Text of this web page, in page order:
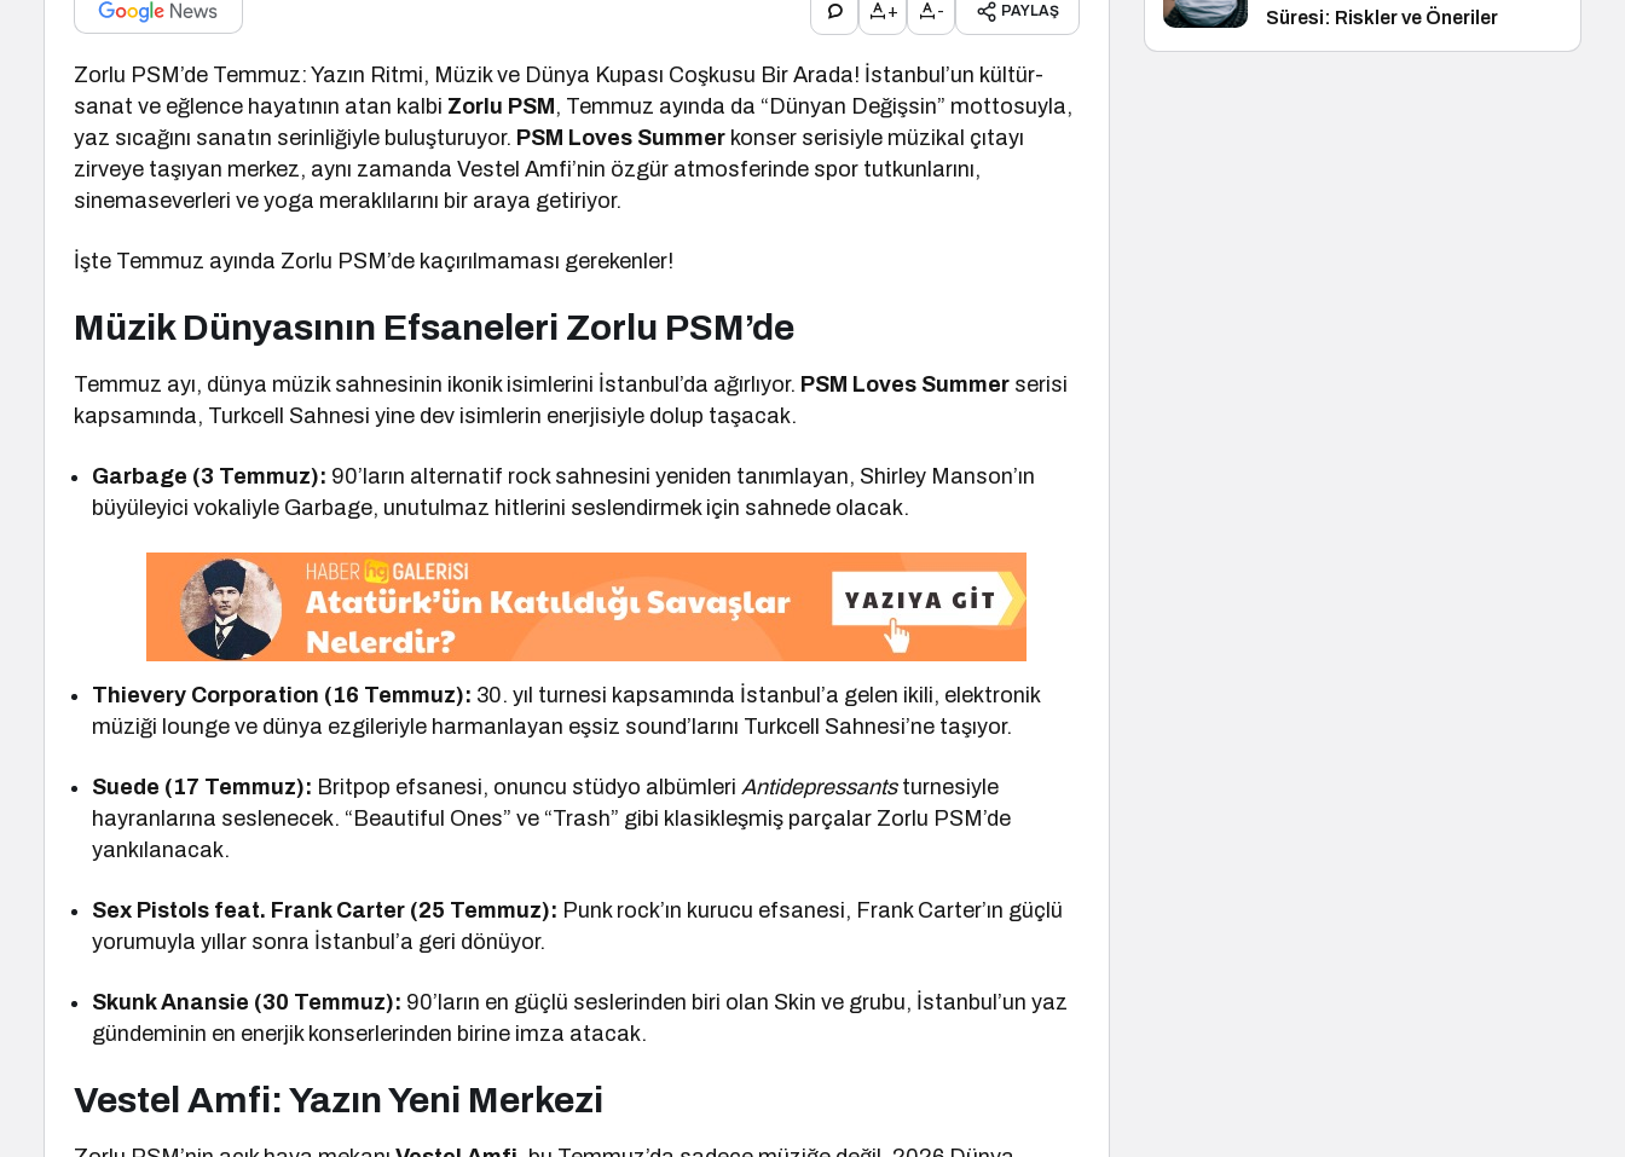
+ - PAYLAŞ
Zorlu PSM’de Temmuz: Yazın Ritmi, Müzik ve Dünya Kupası Coşkusu Bir Arada! İstanbul’un kültür-
sanat ve eğlence hayatının atan kalbi Zorlu PSM , Temmuz ayında da “Dünyan Değişsin” mottosuyla,
yaz sıcağını sanatın serinliğiyle buluşturuyor. PSM Loves Summer konser serisiyle müzikal çıtayı
zirveye taşıyan merkez, aynı zamanda Vestel Amfi’nin özgür atmosferinde spor tutkunlarını,
sinemaseverleri ve yoga meraklılarını bir araya getiriyor.
İşte Temmuz ayında Zorlu PSM’de kaçırılmaması gerekenler!
Müzik Dünyasının Efsaneleri Zorlu PSM’de
Temmuz ayı, dünya müzik sahnesinin ikonik isimlerini İstanbul’da ağırlıyor. PSM Loves Summer serisi
kapsamında, Turkcell Sahnesi yine dev isimlerin enerjisiyle dolup taşacak.
Garbage (3 Temmuz): 90’ların alternatif rock sahnesini yeniden tanımlayan, Shirley Manson’ın
büyüleyici vokaliyle Garbage, unutulmaz hitlerini seslendirmek için sahnede olacak.
Thievery Corporation (16 Temmuz): 30. yıl turnesi kapsamında İstanbul’a gelen ikili, elektronik
müziği lounge ve dünya ezgileriyle harmanlayan eşsiz sound’larını Turkcell Sahnesi’ne taşıyor.
Suede (17 Temmuz): Britpop efsanesi, onuncu stüdyo albümleriAntidepressantsturnesiyle
hayranlarına seslenecek. “Beautiful Ones” ve “Trash” gibi klasikleşmiş parçalar Zorlu PSM’de
yankılanacak.
Sex Pistols feat. Frank Carter (25 Temmuz): Punk rock’ın kurucu efsanesi, Frank Carter’ın güçlü
yorumuyla yıllar sonra İstanbul’a geri dönüyor.
Skunk Anansie (30 Temmuz): 90’ların en güçlü seslerinden biri olan Skin ve grubu, İstanbul’un yaz
gündeminin en enerjik konserlerinden birine imza atacak.
Vestel Amfi: Yazın Yeni Merkezi
Süresi: Riskler ve Öneriler